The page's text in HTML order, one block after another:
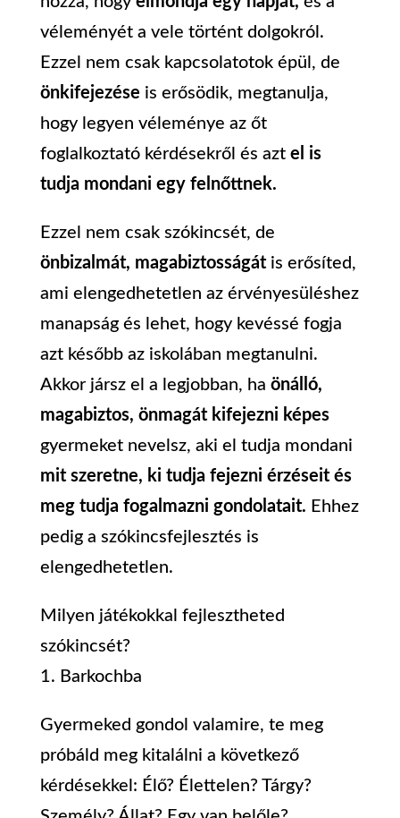
véleményét a vele történt dolgokról.
Ezzel nem csak kapcsolatotok épül, de
önkifejezése is erősödik, megtanulja,
hogy legyen véleménye az őt
foglalkoztató kérdésekről és aztel is
tudja mondani egy felnőttnek.
Ezzel nem csak szókincsét, de
önbizalmát, magabiztosságátis erősíted,
ami elengedhetetlen az érvényesüléshez
manapság és lehet, hogy kevéssé fogja
azt később az iskolában megtanulni.
Akkor jársz el a legjobban, ha önálló,
magabiztos, önmagát kifejezni képes
gyermeket nevelsz, aki el tudja mondani
mit szeretne, ki tudja fejezni érzéseit és
meg tudja fogalmazni gondolatait. Ehhez
pedig a szókincsfejlesztés is
elengedhetetlen.
Milyen játékokkal fejlesztheted
szókincsét?
1. Barkochba
Gyermeked gondol valamire, te meg
próbáld meg kitalálni a következő
kérdésekkel: Élő? Élettelen? Tárgy?